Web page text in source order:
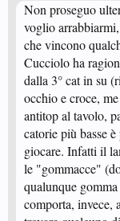
Non proseguo
voglio
che vincono
Cucciolo ha
dalla 3° cat in su
occhio e croce,
antitop al tavolo,
catorie più basse
giocare. Infatti il
le "gommacce"
qualunque
comporta, invece,